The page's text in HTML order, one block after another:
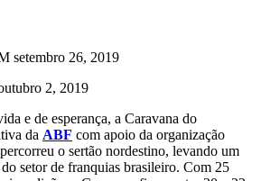
setembro 26, 2019
2, 2019
e de esperança, a Caravana do
da ABF com apoio da organização
o sertão nordestino, levando um
setor de franquias brasileiro. Com 25